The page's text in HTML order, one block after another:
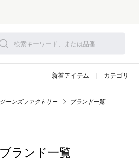
新着アイテム カテゴリ
ジーンズファクトリー ブランド一覧
ブランド一覧